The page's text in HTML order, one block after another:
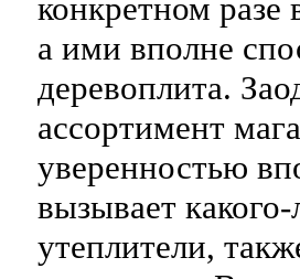
конкретном разе
а ими вполне
деревоплита.
ассортимент
уверенностью
вызывает
утеплители,